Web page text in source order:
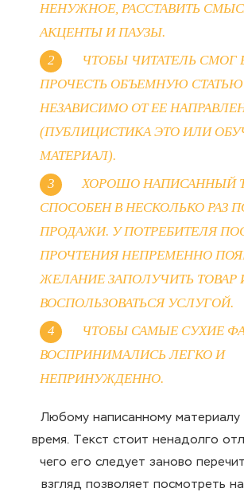
НЕНУЖНОЕ, РАССТАВИТЬ
АКЦЕНТЫ И ПАУЗЫ.
ЧТОБЫ ЧИТАТЕЛЬ СМОГ
ПРОЧЕСТЬ ОБЪЕМНУЮ СТАТЬЮ
НЕЗАВИСИМО ОТ ЕЕ
(ПУБЛИЦИСТИКА ЭТО ИЛИ
МАТЕРИАЛ).
ХОРОШО НАПИСАННЫЙ
СПОСОБЕН В НЕСКОЛЬКО РАЗ
ПРОДАЖИ. У ПОТРЕБИТЕЛЯ
ПРОЧТЕНИЯ НЕПРЕМЕННО
ЖЕЛАНИЕ ЗАПОЛУЧИТЬ ТОВАР
ВОСПОЛЬЗОВАТЬСЯ УСЛУГОЙ.
ЧТОБЫ САМЫЕ СУХИЕ
ВОСПРИНИМАЛИСЬ ЛЕГКО И
НЕПРИНУЖДЕННО.
Любому написанному материалу
время. Текст стоит ненадолго
чего его следует заново
взгляд позволяет посмотреть